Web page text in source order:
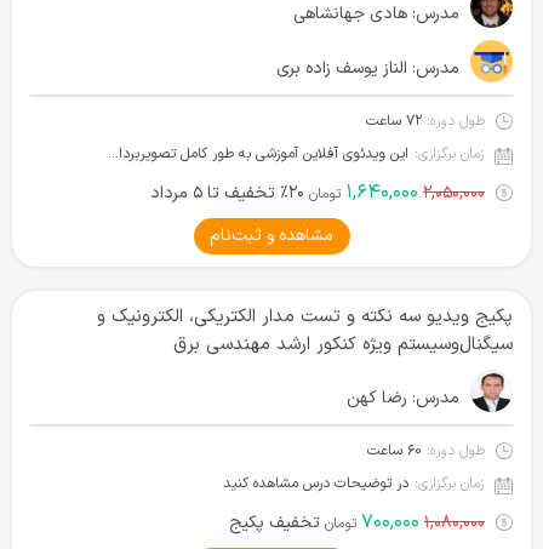
مدرس: هادی جهانشاهی
مدرس: الناز یوسف زاده بری
طول دوره: ۷۲ ساعت
زمان برگزاری:
این ویدئوی آفلاین آموزشی به طور کامل تصویربرداری شده و آماده دانلود است.
۲,۰۵۰,۰۰۰ ۱,۶۴۰,۰۰۰ تومان ۲۰٪ تخفیف تا ۵ مرداد
مشاهده و ثبت‌نام
پکیج ویدیو سه نکته و تست مدار الکتریکی، الکترونیک و
سیگنال‌وسیستم ویژه کنکور ارشد مهندسی برق
مدرس: رضا کهن
طول دوره: ۶۰ ساعت
زمان برگزاری: در توضیحات درس مشاهده کنید
۱,۰۸۰,۰۰۰ ۷۰۰,۰۰۰ تومان تخفیف پکیج